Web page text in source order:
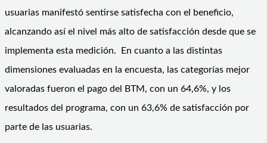
usuarias manifestó sentirse satisfecha con el beneficio,
alcanzando así el nivel más alto de satisfacción desde que se
implementa esta medición. En cuanto a las distintas
dimensiones evaluadas en la encuesta, las categorías mejor
valoradas fueron el pago del BTM, con un 64,6%, y los
resultados del programa, con un 63,6% de satisfacción por
parte de las usuarias.